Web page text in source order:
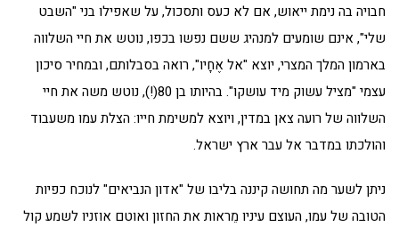
חבויה בה נימת ייאוש, אם לא כעס ותסכול, על שאפילו בני "השבט
שלי", אינם שומעים למנהיג ששם נפשו בכפו, נוטש את חיי השלווה
בארמון המלך המצרי, יוצא "אל אֶחָיו", רואה בסבלותם, ובמחיר סיכון
עצמי "מציל עשוק מיד עושקו". בהיותו בן 80(!), נוטש משה את חיי
השלווה של רועה צאן במדין, ויוצא למשימת חייו: הצלת עמו משעבוד
והולכתו במדבר אל עבר ארץ ישראל.
ניתן לשער מה תחושה קיננה בליבו של "אדון הנביאים" לנוכח כפיות
הטובה של עמו, העוצם עיניו מֵראות את החזון ואוטם אוזניו לשמע קול